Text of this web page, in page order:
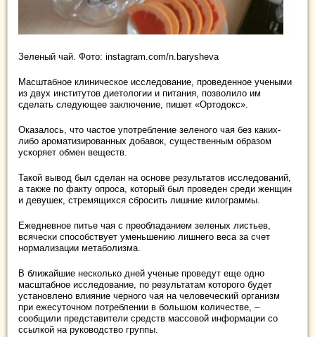
Зеленый чай. Фото: instagram.com/n.barysheva
Масштабное клиническое исследование, проведенное учеными
из двух институтов диетологии и питания, позволило им
сделать следующее заключение, пишет «Ортодокс».
Оказалось, что частое употребление зеленого чая без каких-
либо ароматизированных добавок, существенным образом
ускоряет обмен веществ.
Такой вывод был сделан на основе результатов исследований,
а также по факту опроса, который был проведен среди женщин
и девушек, стремящихся сбросить лишние килограммы.
Ежедневное питье чая с преобладанием зеленых листьев,
всячески способствует уменьшению лишнего веса за счет
нормализации метаболизма.
В ближайшие несколько дней ученые проведут еще одно
масштабное исследование, по результатам которого будет
установлено влияние черного чая на человеческий организм
при ежесуточном потреблении в большом количестве, –
сообщили представители средств массовой информации со
ссылкой на руководство группы.